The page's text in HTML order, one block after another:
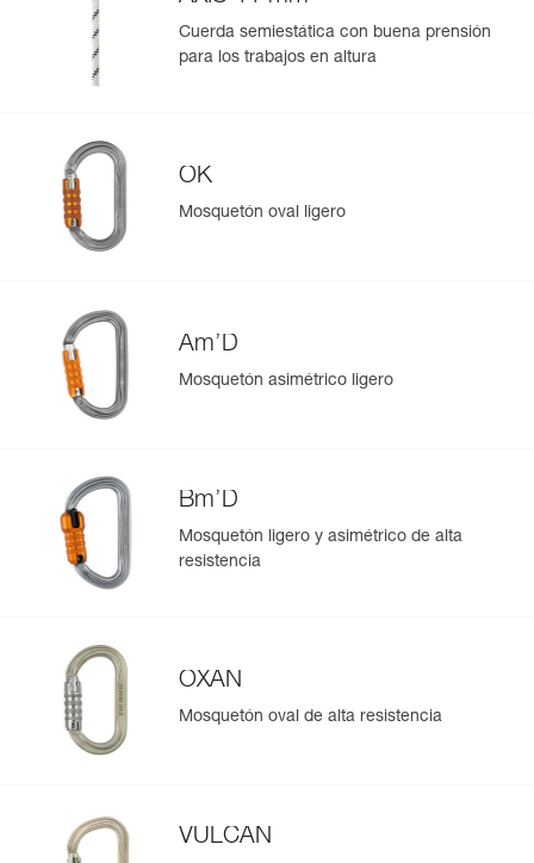
Cuerda semiestática con buena prensión
para los trabajos en altura
OK
Mosquetón oval ligero
Am’D
Mosquetón asimétrico ligero
Bm’D
Mosquetón ligero y asimétrico de alta
resistencia
OXAN
Mosquetón oval de alta resistencia
VULCAN